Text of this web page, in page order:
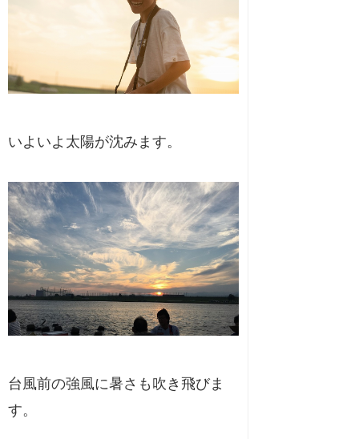
いよいよ太陽が沈みます。
台風前の強風に暑さも吹き飛びま
す。